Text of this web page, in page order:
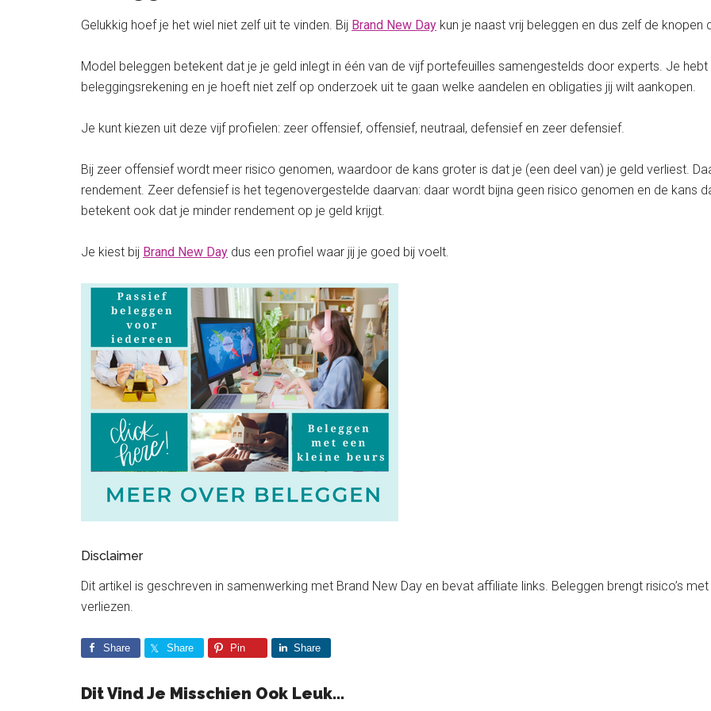
Gelukkig hoef je het wiel niet zelf uit te vinden. Bij Brand New Day kun je naast vrij beleggen en dus zelf de
Model beleggen betekent dat je je geld inlegt in één van de vijf portefeuilles samengestelds door experts. Je
beleggingsrekening en je hoeft niet zelf op onderzoek uit te gaan welke aandelen en obligaties jij wilt aankopen.
Je kunt kiezen uit deze vijf profielen: zeer offensief, offensief, neutraal, defensief en zeer defensief.
Bij zeer offensief wordt meer risico genomen, waardoor de kans groter is dat je (een deel van) je geld verliest.
rendement. Zeer defensief is het tegenovergestelde daarvan: daar wordt bijna geen risico genomen en de kans
betekent ook dat je minder rendement op je geld krijgt.
Je kiest bij Brand New Day dus een profiel waar jij je goed bij voelt.
Disclaimer
Dit artikel is geschreven in samenwerking met Brand New Day en bevat affiliate links. Beleggen brengt risico’s
verliezen.
Share Share Pin Share
Dit Vind Je Misschien Ook Leuk...